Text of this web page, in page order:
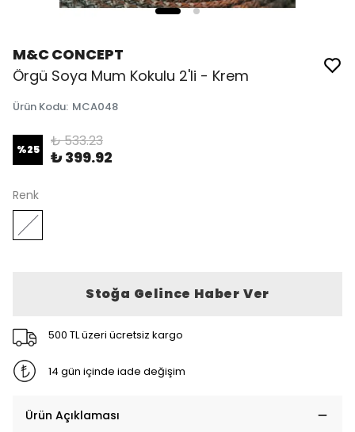
M&C CONCEPT
Örgü Soya Mum Kokulu 2'li - Krem
Ürün Kodu: MCA048
%25 ₺ 533.23
₺ 399.92
Renk
Stoğa Gelince Haber Ver
500 TL üzeri ücretsiz kargo
14 gün içinde iade değişim
Ürün Açıklaması